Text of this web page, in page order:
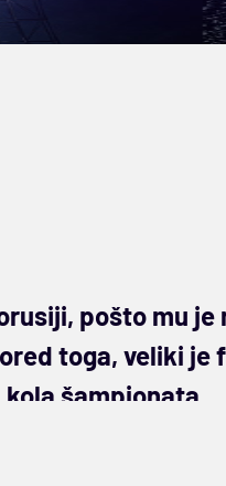
pošto mu je
toga, veliki
kola šampionata